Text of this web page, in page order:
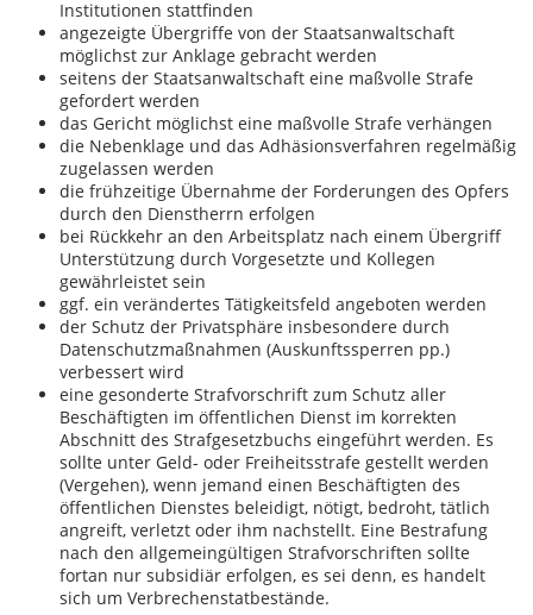
Institutionen stattfinden
angezeigte Übergriffe von der Staatsanwaltschaft
möglichst zur Anklage gebracht werden
seitens der Staatsanwaltschaft eine maßvolle Strafe
gefordert werden
das Gericht möglichst eine maßvolle Strafe verhängen
die Nebenklage und das Adhäsionsverfahren regelmäßig
zugelassen werden
die frühzeitige Übernahme der Forderungen des Opfers
durch den Dienstherrn erfolgen
bei Rückkehr an den Arbeitsplatz nach einem Übergriff
Unterstützung durch Vorgesetzte und Kollegen
gewährleistet sein
ggf. ein verändertes Tätigkeitsfeld angeboten werden
der Schutz der Privatsphäre insbesondere durch
Datenschutzmaßnahmen (Auskunftssperren pp.)
verbessert wird
eine gesonderte Strafvorschrift zum Schutz aller
Beschäftigten im öffentlichen Dienst im korrekten
Abschnitt des Strafgesetzbuchs eingeführt werden. Es
sollte unter Geld- oder Freiheitsstrafe gestellt werden
(Vergehen), wenn jemand einen Beschäftigten des
öffentlichen Dienstes beleidigt, nötigt, bedroht, tätlich
angreift, verletzt oder ihm nachstellt. Eine Bestrafung
nach den allgemeingültigen Strafvorschriften sollte
fortan nur subsidiär erfolgen, es sei denn, es handelt
sich um Verbrechenstatbestände.